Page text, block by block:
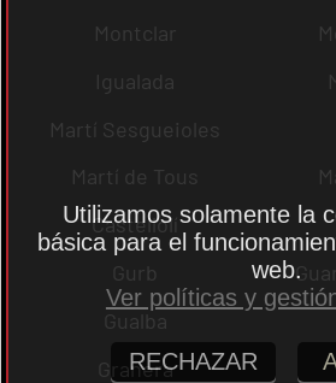
Montclar
Igualada
Martí Sesgueioles
Martí de Tous
Castellolí
Gurb
Gualba
Granera
Utilizamos solamente la
básica para el
web.
Ver políticas y
RECHAZAR